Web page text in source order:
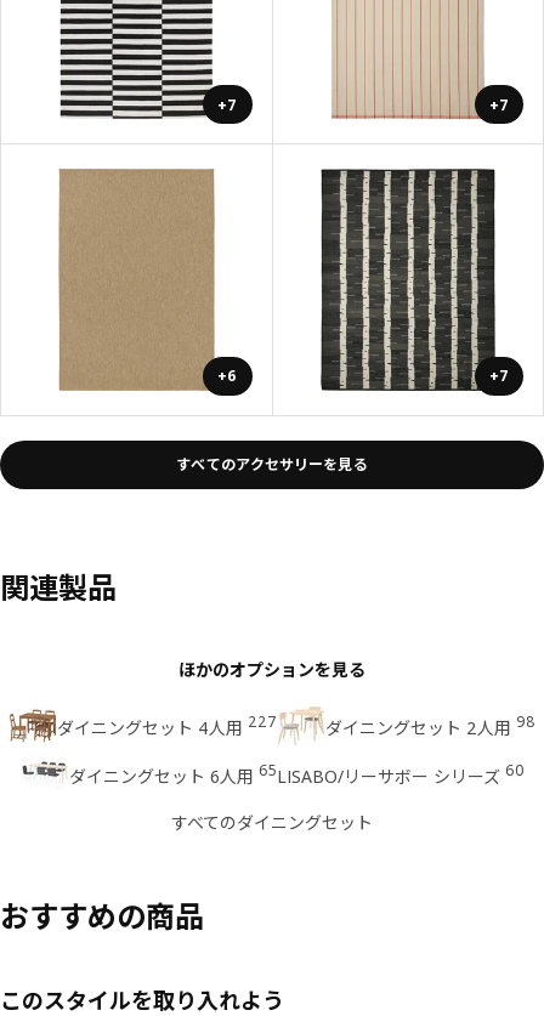
+7 +7
+6 +7
すべてのアクセサリーを見る
関連製品
ほかのオプションを見る
ダイニングセット 4人用 227 ダイニングセット 2人用 98
ダイニングセット 6人用 65LISABO/リーサボー シリーズ 60
すべてのダイニングセット
おすすめの商品
このスタイルを取り入れよう